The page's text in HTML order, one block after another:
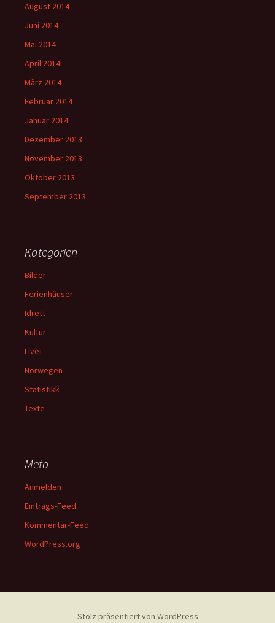
August 2014
Juni 2014
Mai 2014
April 2014
März 2014
Februar 2014
Januar 2014
Dezember 2013
November 2013
Oktober 2013
September 2013
Kategorien
Bilder
Ferienhäuser
Idrett
Kultur
Livet
Norwegen
Statistikk
Texte
Meta
Anmelden
Eintrags-Feed
Kommentar-Feed
WordPress.org
Stolz präsentiert von WordPress